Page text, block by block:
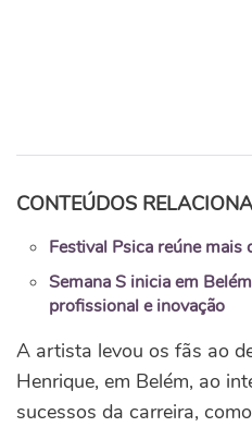
CONTEÚDOS
Festival Psica reúne
Semana S inicia em
profissional e inovação
A artista levou os fãs ao
Henrique, em Belém, ao
sucessos da carreira,